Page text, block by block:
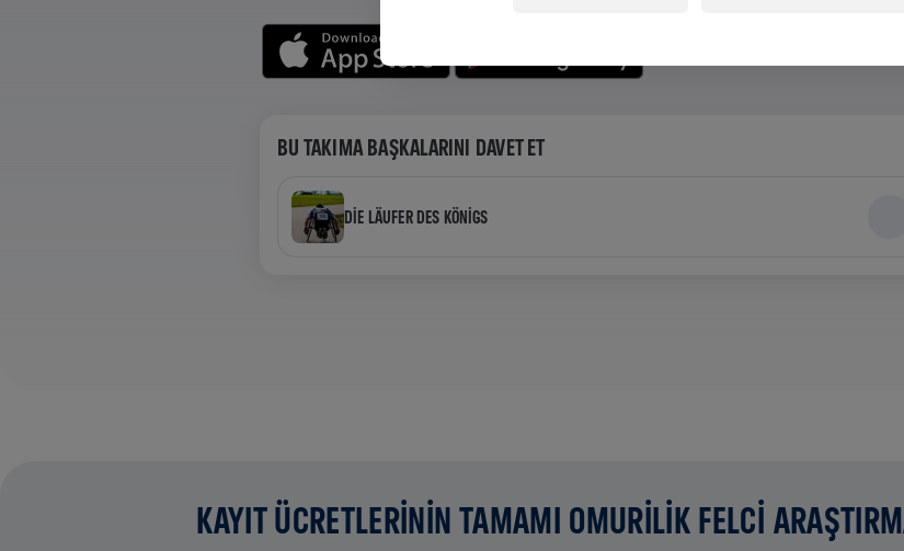
BU TAKIMA BAŞKALARINI DAVET ET
DIE LÄUFER DES KÖNIGS
KAYIT ÜCRETLERİNİN TAMAMI OMURİLİK FELCİ